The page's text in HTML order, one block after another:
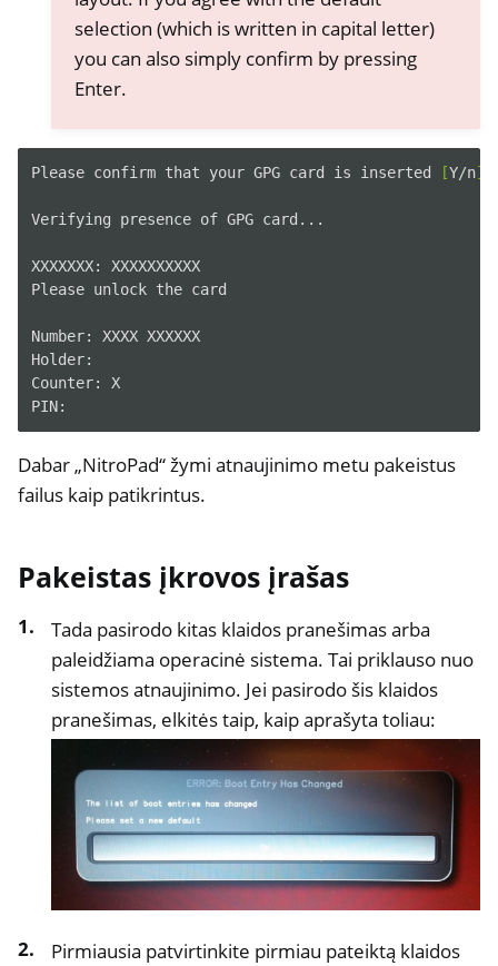
selection (which is written in capital letter)
you can also simply confirm by pressing
Enter.
Please confirm that your GPG card is inserted [Y/n]
Verifying presence of GPG card...
XXXXXXX:
XXXXXXXXXX
Please unlock the card
Number: XXXX XXXXXX
Holder:
Counter:
X
Dabar „NitroPad“ žymi atnaujinimo metu pakeistus
failus kaip patikrintus.
Pakeistas įkrovos įrašas
Tada pasirodo kitas klaidos pranešimas arba
paleidžiama operacinė sistema. Tai priklauso nuo
sistemos atnaujinimo. Jei pasirodo šis klaidos
pranešimas, elkitės taip, kaip aprašyta toliau:
Pirmiausia patvirtinkite pirmiau pateiktą klaidos